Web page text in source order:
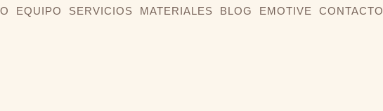
EQUIPO SERVICIOS MATERIALES BLOG EMOTIVE CONTACTO